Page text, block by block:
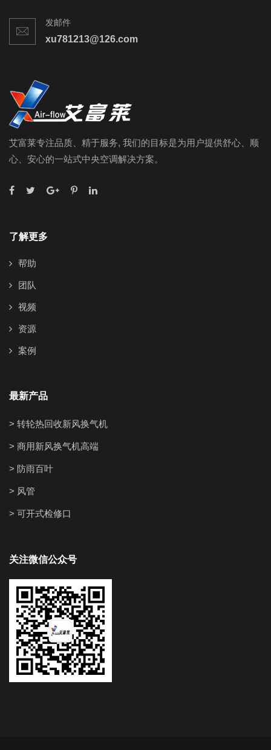
发邮件
xu781213@126.com
艾富莱专注品质、精于服务, 我们的目标是为用户提供舒心、顺
心、安心的一站式中央空调解决方案。
了解更多
帮助
团队
视频
资源
案例
最新产品
> 转轮热回收新风换气机
> 商用新风换气机高端
> 防雨百叶
> 风管
> 可开式检修口
关注微信公众号